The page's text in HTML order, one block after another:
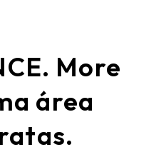
More
área